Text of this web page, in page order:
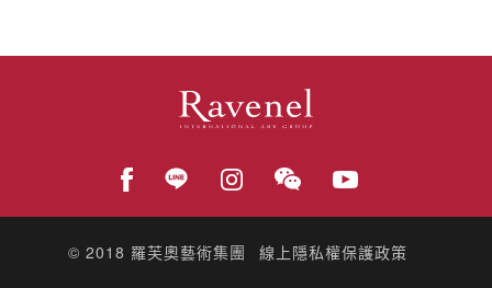
© 2018 羅芙奧藝術集團 線上隱私權保護政策